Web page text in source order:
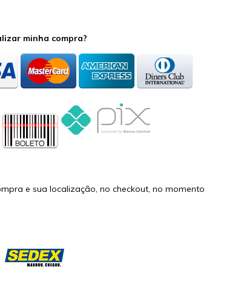
minha compra?
e sua localização, no checkout, no momento